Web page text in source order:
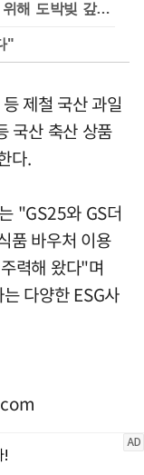
차가원 "MC몽에 400억 뜯겨…백현 위해 도박빚 갚아줘"
"
제철 국산 과일
국산 축산 상품
다.
"GS25와 GS더
품 바우처 이용
력해 왔다"며
다양한 ESG사